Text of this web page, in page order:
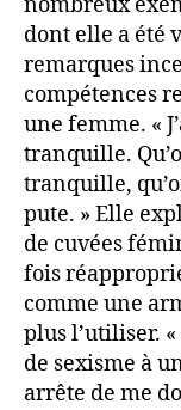
nombreux
dont elle a été
remarques
compétences
une femme. «
tranquille.
tranquille,
pute. » Elle
de cuvées
fois
comme une
plus l’utiliser.
de sexisme à
arrête de me